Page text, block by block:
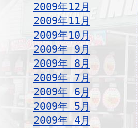
2009年12月
2009年11月
2009年10月
2009年 9月
2009年 8月
2009年 7月
2009年 6月
2009年 5月
2009年 4月